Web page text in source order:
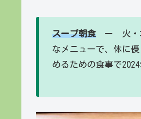
スープ朝食 ー 火・
なメニューで、体に
めるための食事で